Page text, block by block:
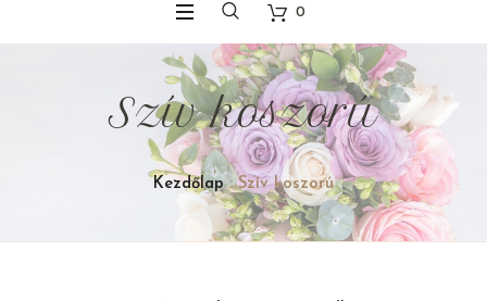
0
Szív koszorú
Kezdőlap: Szív koszorú